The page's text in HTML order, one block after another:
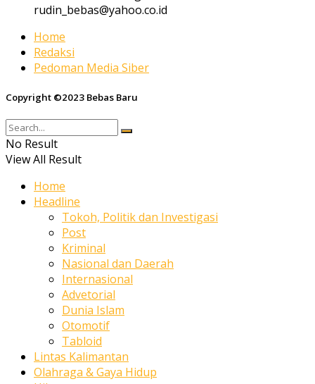
rudin_bebas@yahoo.co.id
Home
Redaksi
Pedoman Media Siber
Copyright ©2023 Bebas Baru
No Result
View All Result
Home
Headline
Tokoh, Politik dan Investigasi
Post
Kriminal
Nasional dan Daerah
Internasional
Advetorial
Dunia Islam
Otomotif
Tabloid
Lintas Kalimantan
Olahraga & Gaya Hidup